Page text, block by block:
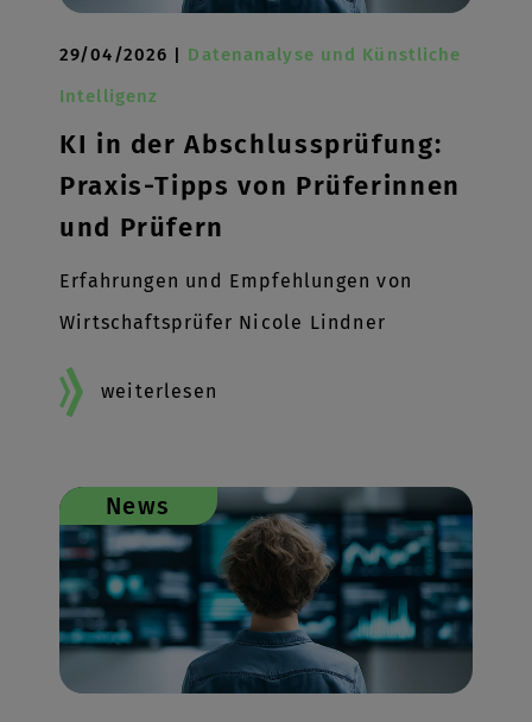
29/04/2026 | Datenanalyse und Künstliche
Intelligenz
KI in der Abschlussprüfung:
Praxis-Tipps von Prüferinnen
und Prüfern
Erfahrungen und Empfehlungen von
Wirtschaftsprüfer Nicole Lindner
weiterlesen
News